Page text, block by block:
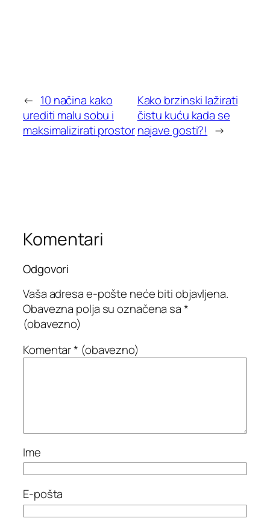
← 10 načina kako
urediti malu sobu i
maksimalizirati prostor
Kako brzinski lažirati
čistu kuću kada se
najave gosti?! →
Komentari
Odgovori
Vaša adresa e-pošte neće biti objavljena.
Obavezna polja su označena sa*
(obavezno)
Komentar* (obavezno)
Ime
E-pošta